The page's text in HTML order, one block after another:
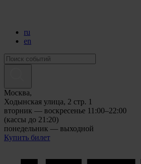
ru
en
Москва,
Ходынская улица, 2 стр. 1
вторник — воскресенье 11:00–22:00
(кассы до 21:20)
понедельник — выходной
Купить билет